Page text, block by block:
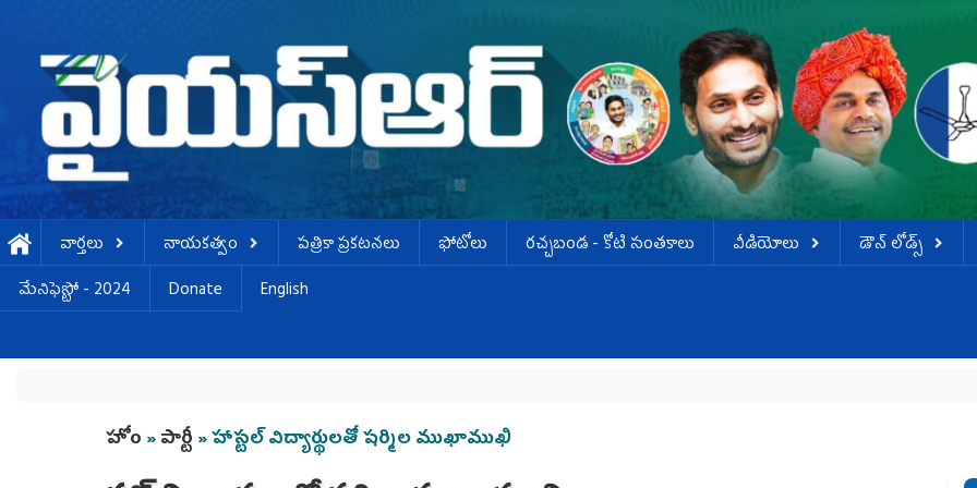
వార్తలు నాయకత్వం పత్రికా ప్రకటనలు ఫోటోలు ర‌చ్చ‌బండ‌ - కోటి సంత‌కాలు వీడియోలు డౌన్ లోడ్స్
మేనిఫెస్టో - 2024
Donate English
You are here
హోం »పార్టీ » హాస్టల్ విద్యార్థులతో షర్మిల ముఖాముఖి